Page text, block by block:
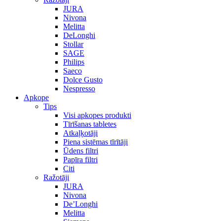
JURA
Nivona
Melitta
DeLonghi
Stollar
SAGE
Philips
Saeco
Dolce Gusto
Nespresso
Apkope
Tips
Visi apkopes produkti
Tīrīšanas tabletes
Atkaļķotāji
Piena sistēmas tīrītāji
Ūdens filtri
Papīra filtri
Citi
Ražotāji
JURA
Nivona
De’Longhi
Melitta